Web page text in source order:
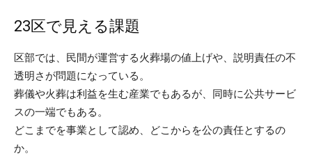
23区で見える課題
区部では、民間が運営する火葬場の値上げや、説明責任の不
透明さが問題になっている。
葬儀や火葬は利益を生む産業でもあるが、同時に公共サービ
スの一端でもある。
どこまでを事業として認め、どこからを公の責任とするの
か。